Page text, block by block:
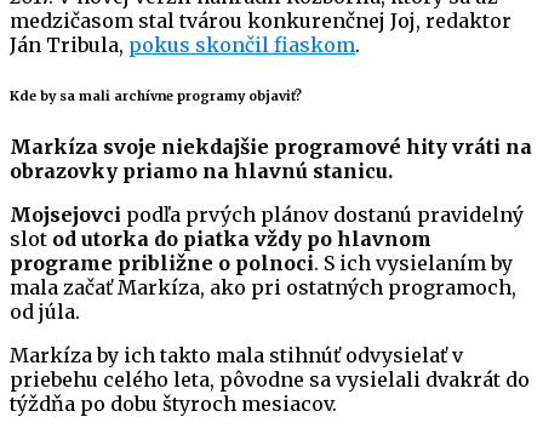
medzičasom stal tvárou konkurenčnej Joj, redaktor
Ján Tribula, pokus skončil fiaskom.
Kde by sa mali archívne programy objaviť?
Markíza svoje niekdajšie programové hity vráti na
obrazovky priamo na hlavnú stanicu.
Mojsejovci podľa prvých plánov dostanú pravidelný
slot od utorka do piatka vždy po hlavnom
programe približne o polnoci. S ich vysielaním by
mala začať Markíza, ako pri ostatných programoch,
od júla.
Markíza by ich takto mala stihnúť odvysielať v
priebehu celého leta, pôvodne sa vysielali dvakrát do
týždňa po dobu štyroch mesiacov.